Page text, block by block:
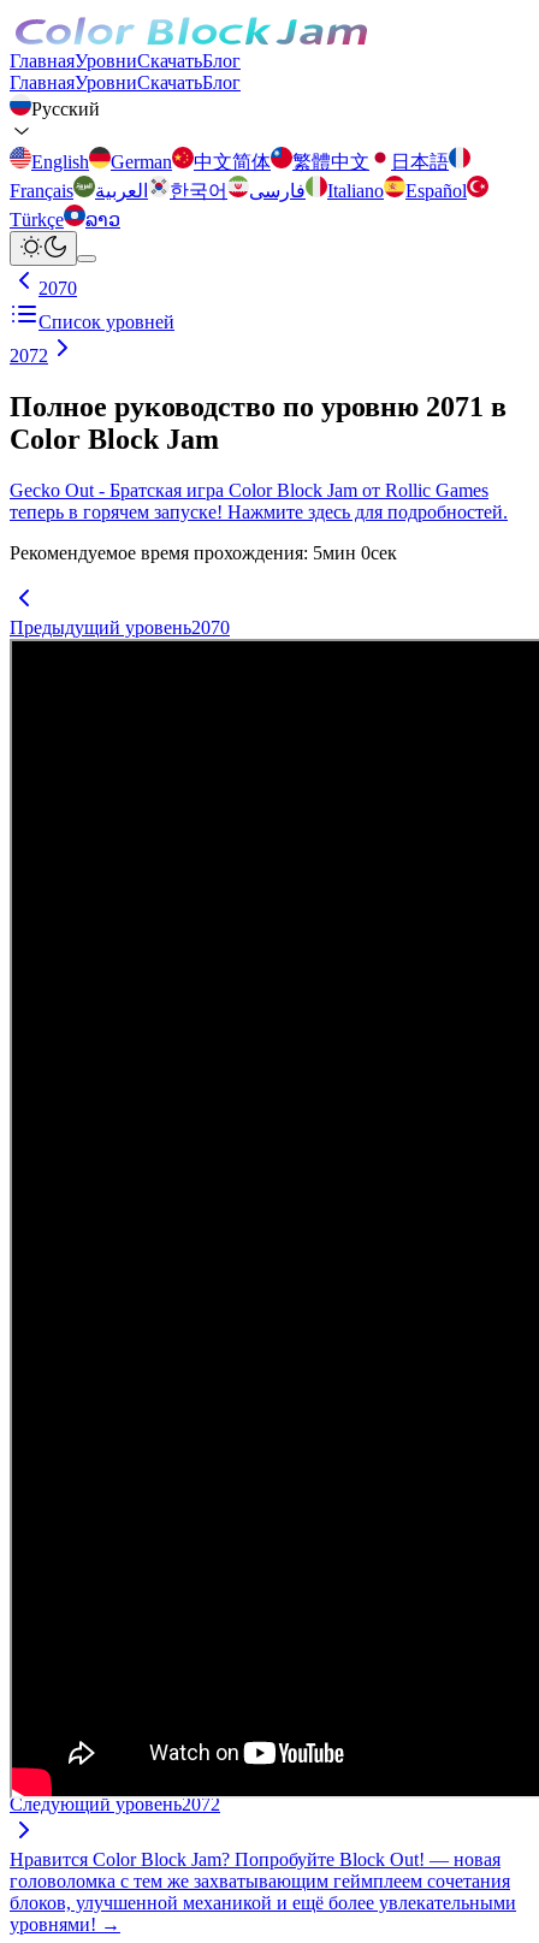
ГлавнаяУровниСкачатьБлог
ГлавнаяУровниСкачатьБлог
Русский
English German 中文简体 繁體中文
日本語
Français
العربية 한국어 فارسی Italiano
Español
Türkçe
ລາວ
2070
Список уровней
2072
Полное руководство по уровню 2071 в
Color Block Jam
Gecko Out - Братская игра Color Block Jam от Rollic Games
теперь в горячем запуске! Нажмите здесь для подробностей.
Рекомендуемое время прохождения: 5мин 0сек
Предыдущий уровень2070
Следующий уровень2072
Нравится Color Block Jam? Попробуйте Block Out! — новая
головоломка с тем же захватывающим геймплеем сочетания
блоков, улучшенной механикой и ещё более увлекательными
уровнями! →